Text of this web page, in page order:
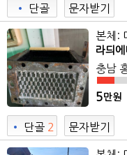
• 단골 문자받기
본체:
라듸
충남
5만원
• 단골 2 문자받기